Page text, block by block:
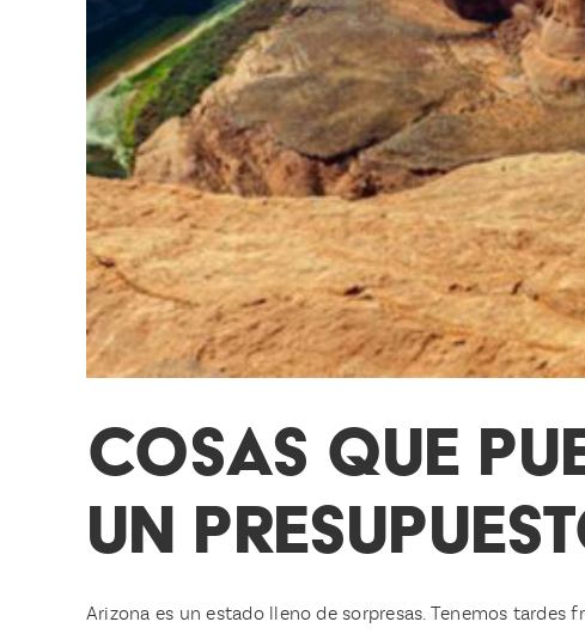
COSAS QUE
UN
Arizona es un estado lleno de sorpresas. Tenemos tardes